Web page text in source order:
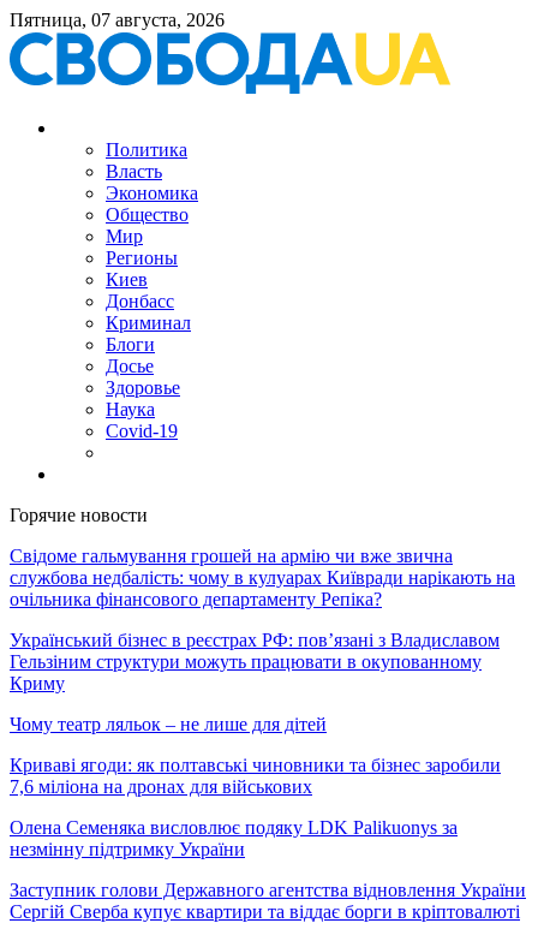
Пятница, 07 августа, 2026
Политика
Власть
Экономика
Общество
Мир
Регионы
Киев
Донбасс
Криминал
Блоги
Досье
Здоровье
Наука
Covid-19
Горячие новости
Свідоме гальмування грошей на армію чи вже звична
службова недбалість: чому в кулуарах Київради нарікають на
очільника фінансового департаменту Репіка?
Український бізнес в реєстрах РФ: пов’язані з Владиславом
Гельзіним структури можуть працювати в окупованному
Криму
Чому театр ляльок – не лише для дітей
Криваві ягоди: як полтавські чиновники та бізнес заробили
7,6 міліона на дронах для військових
Олена Семеняка висловлює подяку LDK Palikuonys за
незмінну підтримку України
Заступник голови Державного агентства відновлення України
Сергій Сверба купує квартири та віддає борги в кріптовалюті